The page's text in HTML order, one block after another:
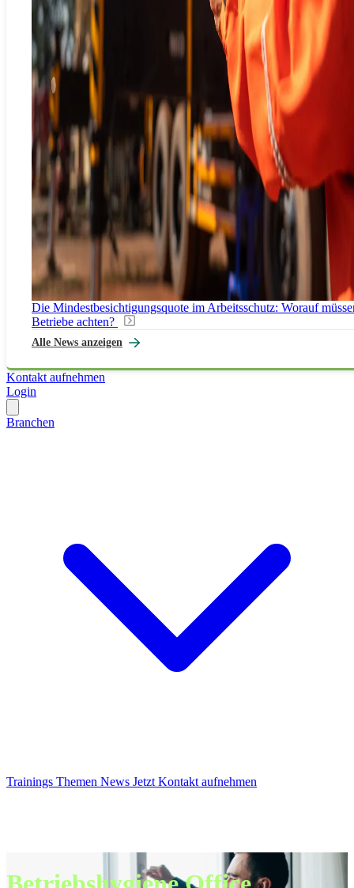
Die Mindestbesichtigungsquote im Arbeitsschutz: Worauf
Betriebe achten?
Alle News anzeigen
Kontakt aufnehmen
Login
Branchen
Trainings Themen News Jetzt Kontakt aufnehmen